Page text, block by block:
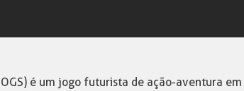
é um jogo futurista de ação-aventura